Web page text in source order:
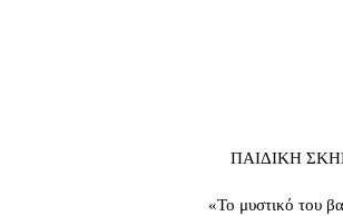
ΠΑΙΔΙΚΗ
«Το μυστικό του